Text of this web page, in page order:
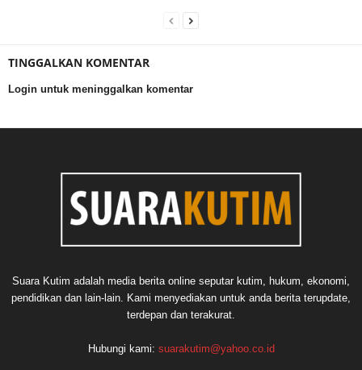
TINGGALKAN KOMENTAR
Login untuk meninggalkan komentar
Suara Kutim adalah media berita online seputar kutim, hukum, ekonomi,
pendidikan dan lain-lain. Kami menyediakan untuk anda berita terupdate,
terdepan dan terakurat.
Hubungi kami: suarakutim@yahoo.co.id